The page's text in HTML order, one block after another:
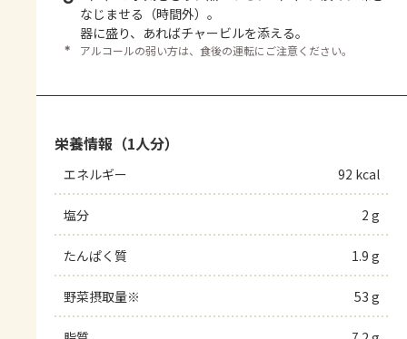
なじませる（時間外）。
器に盛り、あればチャービルを添える。
＊ アルコールの弱い方は、食後の運転にご注意ください。
栄養情報（1人分）
エネルギー 92 kcal
塩分 2 g
たんぱく質 1.9 g
野菜摂取量※ 53 g